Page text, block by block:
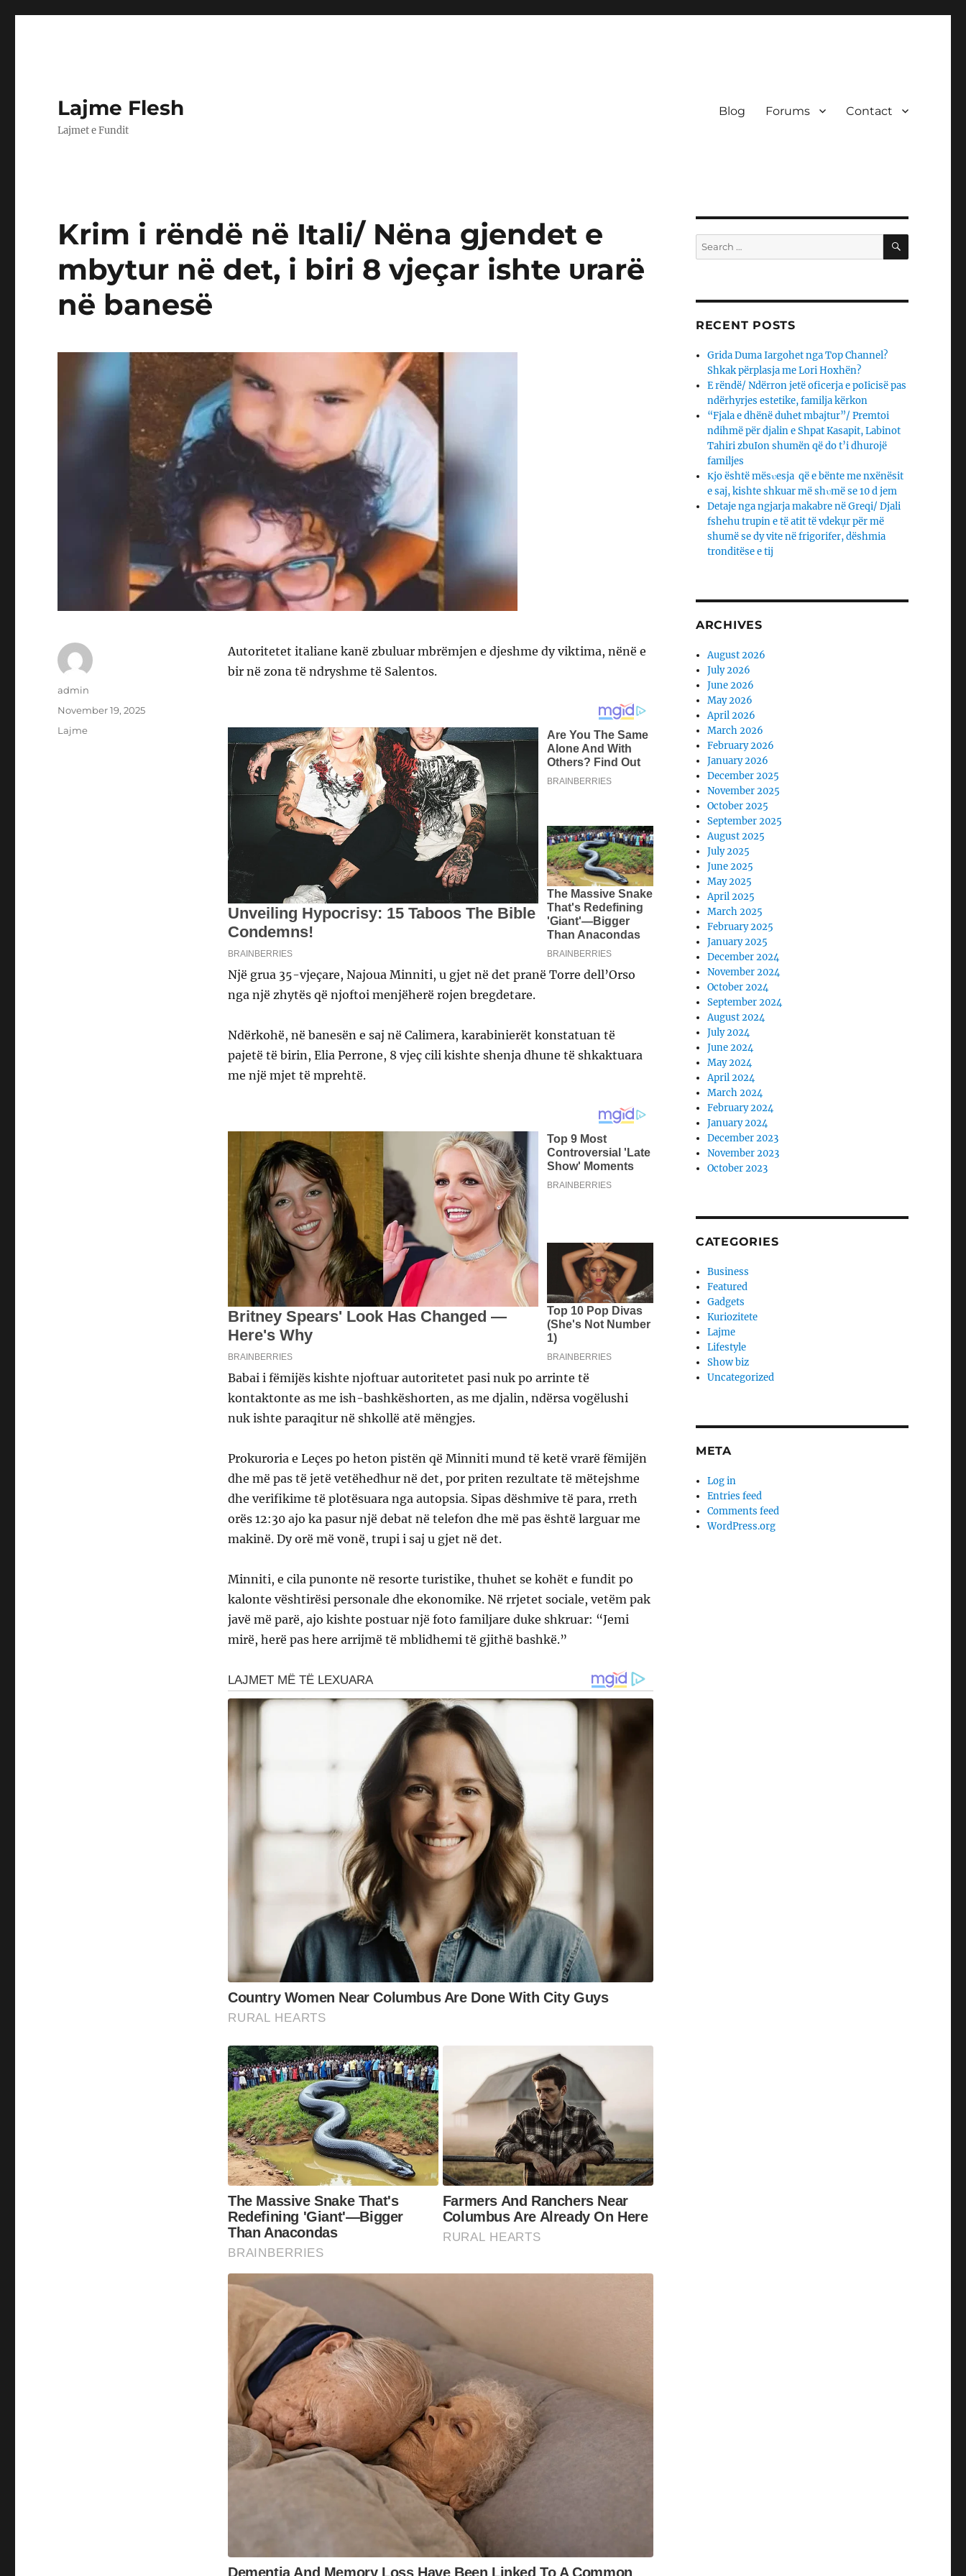
Lajme Flesh
Lajmet e Fundit
Blog Forums Contact
Krim i rëndë në Itali/ Nëna gjendet e
mbytur në det, i biri 8 vjeçar ishte υrarë
në banesë
Autoritetet italiane kanë zbuluar mbrëmjen e djeshme dy viktima, nënë e
bir në zona të ndryshme të Salentos.
Një grua 35-vjeçare, Najoua Minniti, u gjet në det pranë Torre dell’Orso
nga një zhytës që njoftoi menjëherë rojen bregdetare.
Ndërkohë, në banesën e saj në Calimera, karabinierët konstatuan të
pajetë të birin, Elia Perrone, 8 vjeç cili kishte shenja dhune të shkaktuara
me një mjet të mprehtë.
Babai i fëmijës kishte njoftuar autoritetet pasi nuk po arrinte të
kontaktonte as me ish-bashkëshorten, as me djalin, ndërsa vogëlushi
nuk ishte paraqitur në shkollë atë mëngjes.
Prokuroria e Leçes po heton pistën që Minniti mund të ketë vrarë fëmijën
dhe më pas të jetë vetëhedhur në det, por priten rezultate të mëtejshme
dhe verifikime të plotësuara nga autopsia. Sipas dëshmive të para, rreth
orës 12:30 ajo ka pasur një debat në telefon dhe më pas është larguar me
makinë. Dy orë më vonë, trupi i saj u gjet në det.
Minniti, e cila punonte në resorte turistike, thuhet se kohët e fundit po
kalonte vështirësi personale dhe ekonomike. Në rrjetet sociale, vetëm pak
javë më parë, ajo kishte postuar një foto familjare duke shkruar: “Jemi
mirë, herë pas here arrijmë të mblidhemi të gjithë bashkë.”
Author
admin
Posted
November 19, 2025
Categories
Lajme
Search
for:
SEARCH
RECENT POSTS
Grida Duma Iargohet nga Top Channel?
Shkak përplasja me Lori Hoxhën?
E rëndë/ Ndërron jetë oficerja e poIicisë pas
ndërhyrjes estetike, familja kërkon
“Fjala e dhënë duhet mbajtur”/ Premtoi
ndihmë për djalin e Shpat Kasapit, Labinot
Tahiri zbuIon shumën që do t’i dhurojë
familjes
Κjo është mësυesja që e bënte me nxënësit
e saj, kishte shkuar më shυmë se 10 d jem
Detaje nga ngjarja makabre në Greqi/ Djali
fshehu trupin e të atit të vdekụr për më
shumë se dy vite në frigorifer, dëshmia
tronditëse e tij
ARCHIVES
August 2026
July 2026
June 2026
May 2026
April 2026
March 2026
February 2026
January 2026
December 2025
November 2025
October 2025
September 2025
August 2025
July 2025
June 2025
May 2025
April 2025
March 2025
February 2025
January 2025
December 2024
November 2024
October 2024
September 2024
August 2024
July 2024
June 2024
May 2024
April 2024
March 2024
February 2024
January 2024
December 2023
November 2023
October 2023
CATEGORIES
Business
Featured
Gadgets
Kuriozitete
Lajme
Lifestyle
Show biz
Uncategorized
META
Log in
Entries feed
Comments feed
WordPress.org